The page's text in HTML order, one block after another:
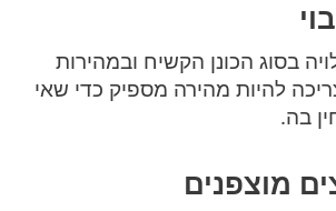
בסוג הכונן הקשיח ובמהירות
להיות מהירה מספיק כדי שאי
בה.
מוצפנים